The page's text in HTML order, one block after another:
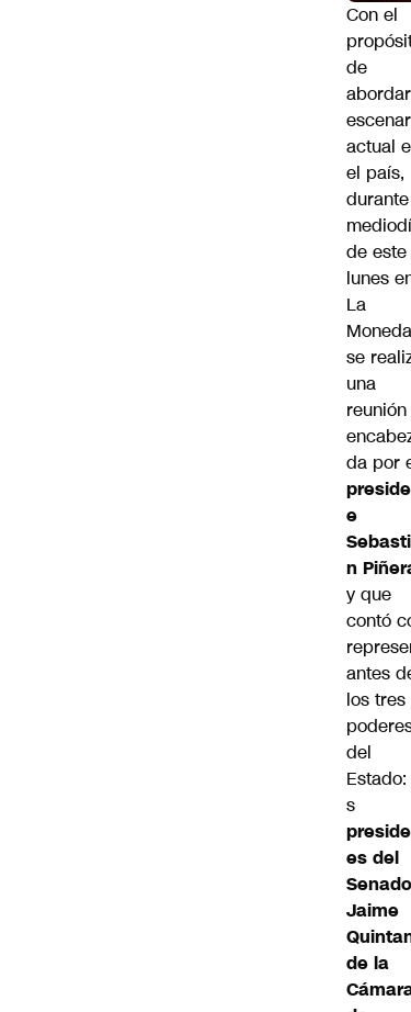
Con el
de
actual
el país,
de este
lunes
La
Moneda
se
una
reunión
da por
e
n
y que
contó
antes
los tres
del
s
es del
Jaime
de la